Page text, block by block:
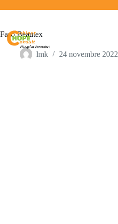
Faso Beautex
lmk 24 novembre 2022